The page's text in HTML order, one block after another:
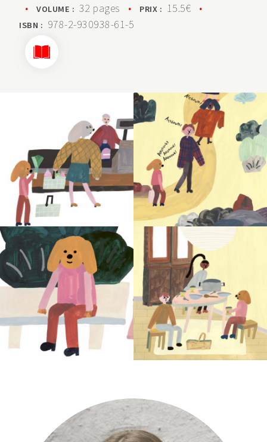
•
VOLUME : 32 pages • PRIX : 15.5€ •
ISBN : 978-2-930938-61-5